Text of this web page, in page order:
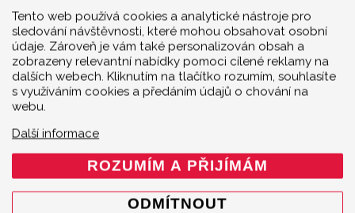
Kontakty
Cookie policy
Mapa webu
KONTAKT
Česká a Slovenská republika
Mgr. Robert Šenkýř - Motorsport
Hroznová 95/41
Tento web používá cookies a analytické nástroje pro
sledování návštěvnosti, které mohou obsahovat osobní
údaje. Zároveň je vám také personalizován obsah a
zobrazeny relevantní nabídky pomoci cílené reklamy na
dalších webech. Kliknutím na tlačítko rozumím, souhlasíte
s využíváním cookies a předáním údajů o chování na
webu.
Další informace
ROZUMÍM A PŘIJÍMÁM
ODMÍTNOUT